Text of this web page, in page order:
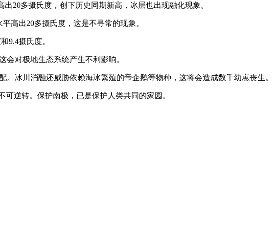
20多摄氏度，创下历史同期新高，冰层也出现融化现象。
高出20多摄氏度，这是不寻常的现象。
9.4摄氏度。
对极地生态系统产生不利影响。
冰川消融还威胁依赖海冰繁殖的帝企鹅等物种，这将会造成数千幼崽丧生。
逆转。保护南极，已是保护人类共同的家园。